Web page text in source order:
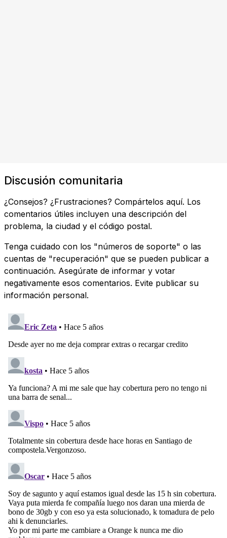
Discusión comunitaria
¿Consejos? ¿Frustraciones? Compártelos aquí. Los
comentarios útiles incluyen una descripción del
problema, la ciudad y el código postal.
Tenga cuidado con los "números de soporte" o las
cuentas de "recuperación" que se pueden publicar a
continuación. Asegúrate de informar y votar
negativamente esos comentarios. Evite publicar su
información personal.